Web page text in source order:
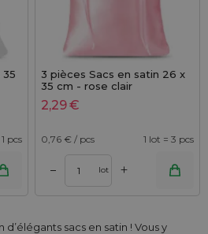
35
pcs
3 pièces Sacs en satin 26 x
35 cm - rose clair
2,29€
0,76 € / pcs 1 lot = 3 pcs
– lot +
sacs en satin ! Vous y